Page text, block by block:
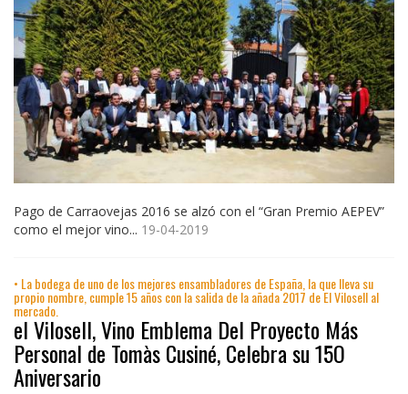
Pago de Carraovejas 2016 se alzó con el “Gran Premio AEPEV”
como el mejor vino... 19-04-2019
• La bodega de uno de los mejores ensambladores de España, la que lleva su
propio nombre, cumple 15 años con la salida de la añada 2017 de El Vilosell al
mercado.
el Vilosell, Vino Emblema Del Proyecto Más
Personal de Tomàs Cusiné, Celebra su 15O
Aniversario